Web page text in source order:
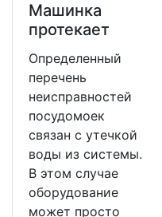
Машинка
протекает
Определенный
перечень
неисправностей
посудомоек
связан с утечкой
воды из системы.
В этом случае
оборудование
может просто